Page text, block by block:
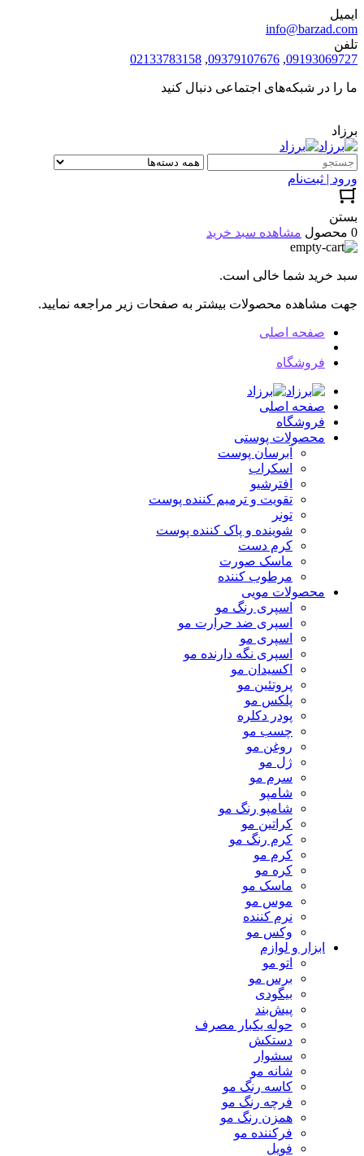
ایمیل
info@barzad.com
تلفن
09193069727
,
09379107676
,
02133783158
ما را در شبکه‌های اجتماعی دنبال کنید
برزاد
ورود | ثبت‌نام
بستن
0 محصول
مشاهده سبد خرید
سبد خرید شما خالی است.
جهت مشاهده محصولات بیشتر به صفحات زیر مراجعه نمایید.
صفحه اصلی
فروشگاه
صفحه اصلی
فروشگاه
محصولات پوستی
آبرسان پوست
اسکراب
افترشیو
تقویت و ترمیم کننده پوست
تونر
شوینده و پاک کننده پوست
کرم دست
ماسک صورت
مرطوب کننده
محصولات مویی
اسپری رنگ مو
اسپری ضد حرارت مو
اسپری مو
اسپری نگه دارنده مو
اکسیدان مو
پروتئین مو
پلکس مو
پودر دکلره
چسب مو
روغن مو
ژل مو
سرم مو
شامپو
شامپو رنگ مو
کراتین مو
کرم رنگ مو
کرم مو
کره مو
ماسک مو
موس مو
نرم کننده
وکس مو
ابزار و لوازم
اتو مو
برس مو
بیگودی
پیش‌بند
حوله یکبار مصرف
دستکش
سشوار
شانه مو
کاسه رنگ مو
فرچه رنگ مو
همزن رنگ مو
فرکننده مو
فویل